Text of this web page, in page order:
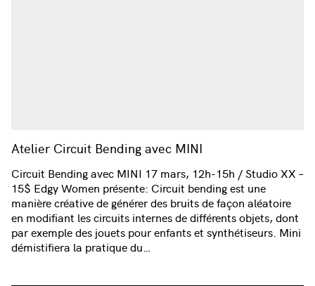
Atelier Circuit Bending avec MINI
Circuit Bending avec MINI 17 mars, 12h-15h / Studio XX –
15$ Edgy Women présente: Circuit bending est une
manière créative de générer des bruits de façon aléatoire
en modifiant les circuits internes de différents objets, dont
par exemple des jouets pour enfants et synthétiseurs. Mini
démistifiera la pratique du…